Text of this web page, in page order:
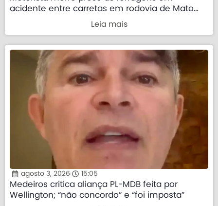
acidente entre carretas em rodovia de Mato
Leia mais
agosto 3, 2026 15:05
Medeiros critica aliança PL-MDB feita por
Wellington; “não concordo” e “foi imposta”